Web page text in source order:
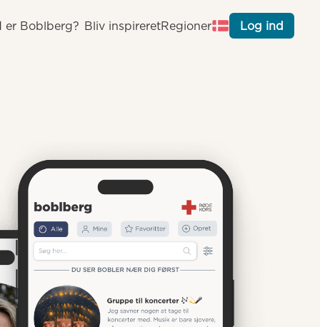
er Boblberg? Bliv inspireretRegioner Log ind